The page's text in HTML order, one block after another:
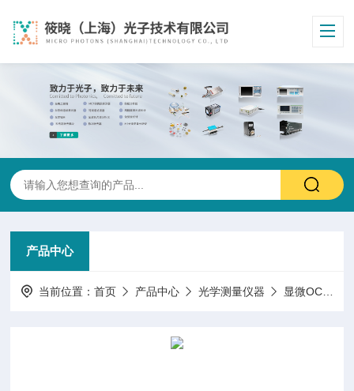
产品中心
当前位置：首页 产品中心 光学测量仪器 显微OCT扫频测振/磁光克尔